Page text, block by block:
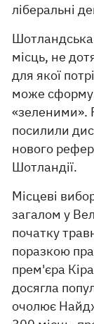
ліберальні
Шотландська
місць, не
для якої
може
«зеленими».
посилили
нового
Шотландії.
Місцеві
загалом у
початку
поразкою
прем'єра
досягла
очолює